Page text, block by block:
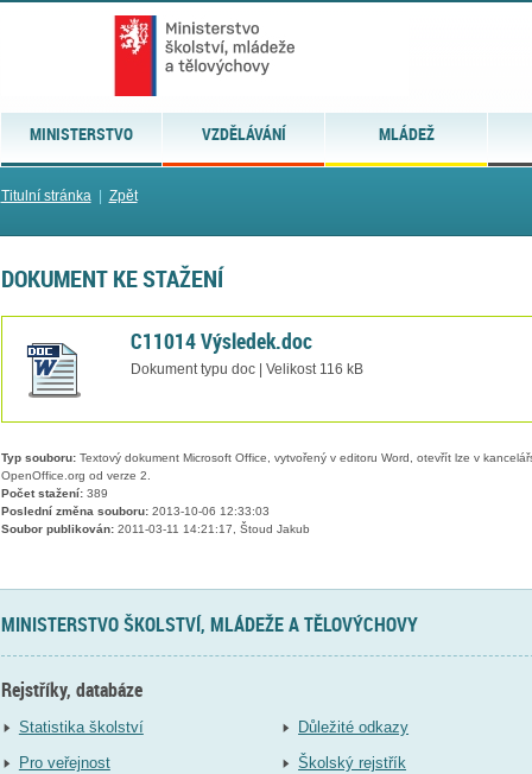
MINISTERSTVO VZDĚLÁVÁNÍ MLÁDEŽ
Titulní stránka| Zpět
DOKUMENT KE STAŽENÍ
C11014 Výsledek.doc
Dokument typu doc | Velikost 116 kB
Typ souboru:Textový dokument Microsoft Office, vytvořený v editoru Word, otevřít lze v
OpenOffice.org od verze 2.
Počet stažení:389
Poslední změna souboru:2013-10-06 12:33:03
Soubor publikován:2011-03-11 14:21:17, Štoud Jakub
MINISTERSTVO ŠKOLSTVÍ, MLÁDEŽE A TĚLOVÝCHOVY
Rejstříky, databáze
Statistika školství
Pro veřejnost
Důležité odkazy
Školský rejstřík